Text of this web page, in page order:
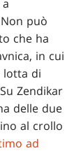
può
che ha
in cui
lotta di
Zendikar
delle due
al crollo
ad